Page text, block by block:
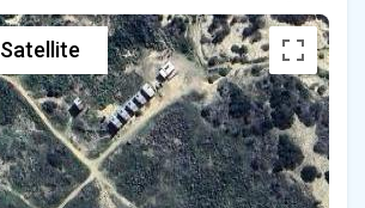
Satellite